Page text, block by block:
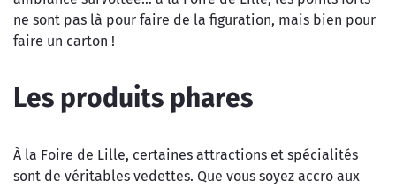
ne sont pas là pour faire de la figuration, mais bien pour
faire un carton !
Les produits phares
À la Foire de Lille, certaines attractions et spécialités
sont de véritables vedettes. Que vous soyez accro aux